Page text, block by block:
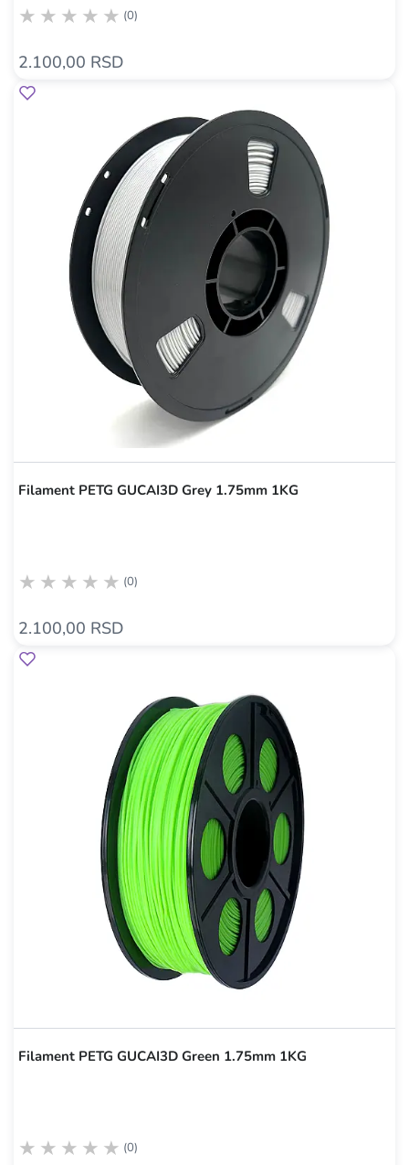
(0)
2.100,00 RSD
Filament PETG GUCAI3D Grey 1.75mm 1KG
(0)
2.100,00 RSD
Filament PETG GUCAI3D Green 1.75mm 1KG
(0)